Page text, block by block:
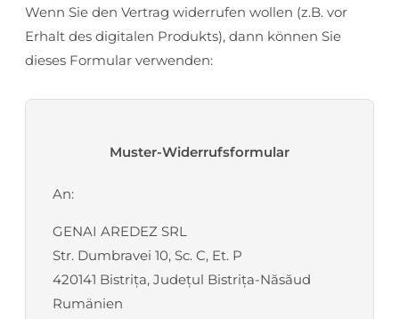
Wenn Sie den Vertrag widerrufen wollen (z.B. vor
Erhalt des digitalen Produkts), dann können Sie
dieses Formular verwenden:
Muster-Widerrufsformular
An:
GENAI AREDEZ SRL
Str. Dumbravei 10, Sc. C, Et. P
420141 Bistrița, Județul Bistrița-Năsăud
Rumänien